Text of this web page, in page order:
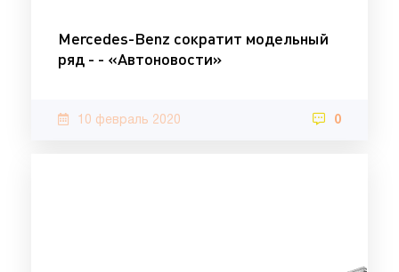
Mercedes-Benz сократит модельный
ряд - - «Автоновости»
10 февраль 2020 0